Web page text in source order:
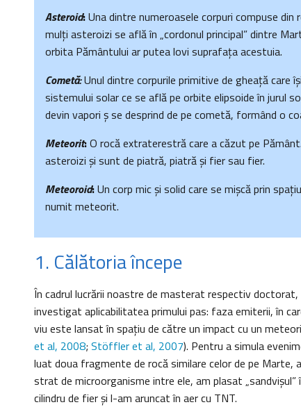
Asteroid:Una dintre numeroasele corpuri compuse din
mulți asteroizi se află în „cordonul principal” dintre
orbita Pământului ar putea lovi suprafața acestuia.
Cometă:Unul dintre corpurile primitive de gheață care
sistemului solar ce se află pe orbite elipsoide în jurul
devin vapori ș se desprind de pe cometă, formând o
Meteorit:O rocă extraterestră care a căzut pe
asteroizi și sunt de piatră, piatră și fier sau fier.
Meteoroid:Un corp mic și solid care se mișcă prin
numit meteorit.
1. Călătoria începe
În cadrul lucrării noastre de masterat respectiv doctorat,
investigat aplicabilitatea primului pas: faza emiterii, în
viu este lansat în spațiu de către un impact cu un
et al, 2008; Stöffler et al, 2007). Pentru a simula
luat doua fragmente de rocă similare celor de pe Marte,
strat de microorganisme intre ele, am plasat „sandvișul”
cilindru de fier și l-am aruncat în aer cu TNT.